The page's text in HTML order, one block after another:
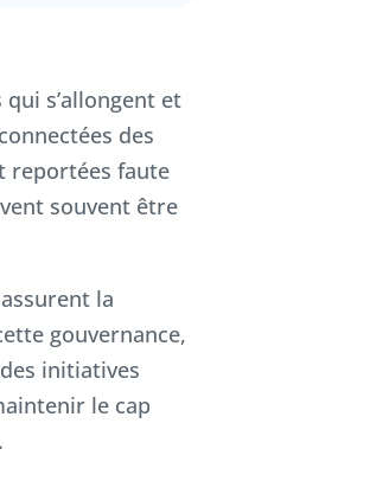
s’allongent et
des
reportées faute
souvent être
la
gouvernance,
initiatives
le cap